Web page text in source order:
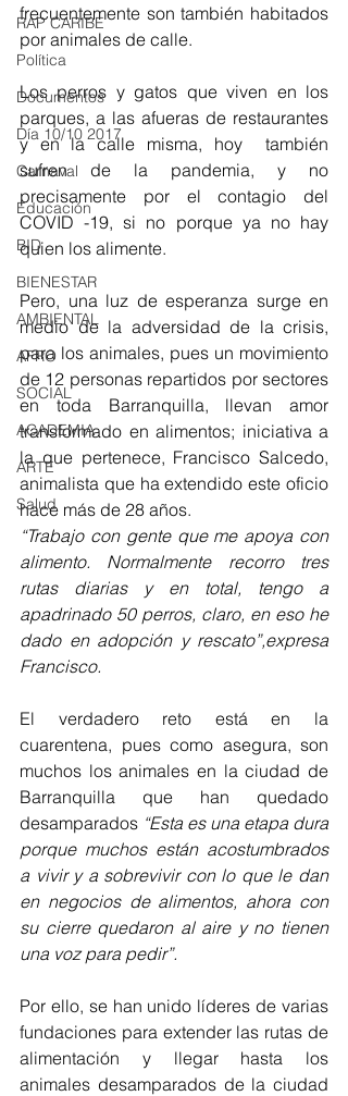
RAP CARIBE
Política
Documentos
Día 10/10 2017
Carnaval
Educación
BID
BIENESTAR
AMBIENTAL
AFRO
SOCIAL
ACADEMIA
ARTE
Salud
frecuentemente son también habitados
por animales de calle.
Los perros y gatos que viven en los
parques, a las afueras de restaurantes
y en la calle misma, hoy  también
sufren de la pandemia, y no
precisamente por el contagio del
COVID -19, si no porque ya no hay
quien los alimente.
Pero, una luz de esperanza surge en
medio de la adversidad de la crisis,
para los animales, pues un movimiento
de 12 personas repartidos por sectores
en toda Barranquilla, llevan amor
transformado en alimentos; iniciativa a
la que pertenece, Francisco Salcedo,
animalista que ha extendido este oficio
hace más de 28 años.
“Trabajo con gente que me apoya con
alimento. Normalmente recorro tres
rutas diarias y en total, tengo a
apadrinado 50 perros, claro, en eso he
dado en adopción y rescato”,expresa
Francisco.
El verdadero reto está en la
cuarentena, pues como asegura, son
muchos los animales en la ciudad de
Barranquilla que han quedado
desamparados “Esta es una etapa dura
porque muchos están acostumbrados
a vivir y a sobrevivir con lo que le dan
en negocios de alimentos, ahora con
su cierre quedaron al aire y no tienen
una voz para pedir”.
Por ello, se han unido líderes de varias
fundaciones para extender las rutas de
alimentación y llegar hasta los
animales desamparados de la ciudad